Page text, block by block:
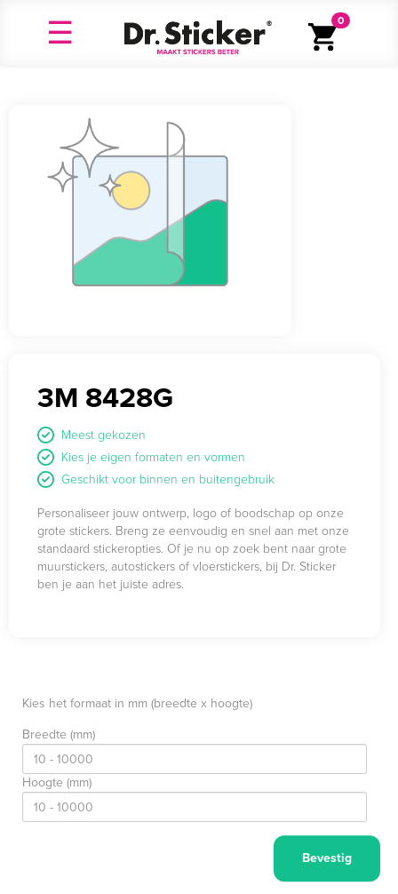
0
3M 8428G
Meest gekozen
Kies je eigen formaten en vormen
Geschikt voor binnen en buitengebruik
Personaliseer jouw ontwerp, logo of boodschap op onze
grote stickers. Breng ze eenvoudig en snel aan met onze
standaard stickeropties. Of je nu op zoek bent naar grote
muurstickers, autostickers of vloerstickers, bij Dr. Sticker
ben je aan het juiste adres.
Kies het formaat in mm (breedte x hoogte)
Breedte (mm)
Hoogte (mm)